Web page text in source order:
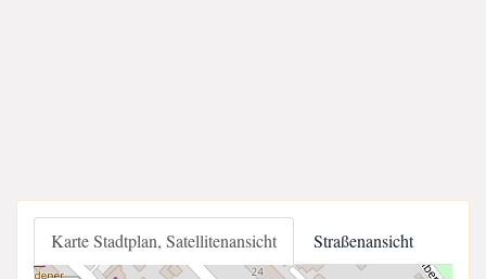
Karte Stadtplan, Satellitenansicht Straßenansicht